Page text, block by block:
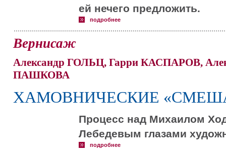
ей нечего предложить.
подробнее
Вернисаж
Александр ГОЛЬЦ, Гарри КАСПАРОВ,
ПАШКОВА
ХАМОВНИЧЕСКИЕ
Процесс над Михаилом
Лебедевым глазами
подробнее